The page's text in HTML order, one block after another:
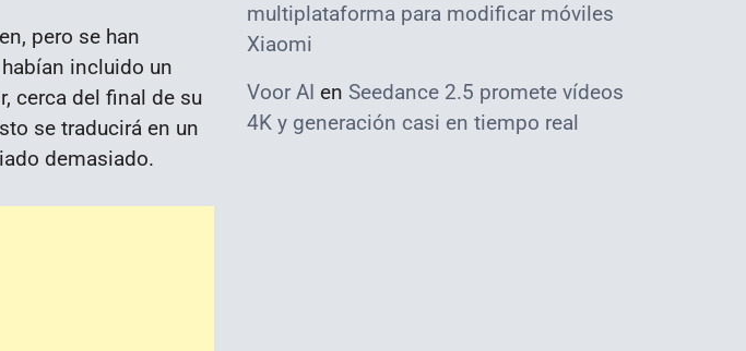
pero se han
incluido un
cerca del final de su
se traducirá en un
demasiado.
multiplataforma para modificar móviles
Xiaomi
Voor AI en Seedance 2.5 promete vídeos
4K y generación casi en tiempo real